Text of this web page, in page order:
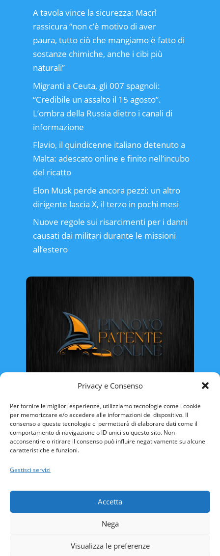
Privacy e Consenso
Per fornire le migliori esperienze, utilizziamo tecnologie come i cookie
per memorizzare e/o accedere alle informazioni del dispositivo. Il
consenso a queste tecnologie ci permetterà di elaborare dati come il
comportamento di navigazione o ID unici su questo sito. Non
acconsentire o ritirare il consenso può influire negativamente su alcune
caratteristiche e funzioni.
Gestisci servizi
Accetta
Nega
Visualizza le preferenze
A tavola vince la sicurezza: Macrì
rassicura “non c’è motivo di aver
paura, tutto ciò che mangiamo è fatto di
sostanze chimiche, anche i cibi più
naturali”
Migranti a Ceuta, gli 007 spagnoli:
“Credibile un assalto il 15 agosto”.
L’ombra della Russia dietro i canali di
informazione
Flavio, il quindicenne italiano detenuto a
Malta: adescato online e finito nell’incubo
del ricatto
Elon Musk perde ancora pezzi: un altro
dirigente lascia X, il terzo in pochi mesi
Nuove regole sui risarcimenti per i danni
causati dai militari durante le missioni
all’estero
CAMPANIA
FRIULI VENEZIA-GIULIA
LAZIO
LIGURIA
SARDEGNA
TOSCANA
TRENTINO ALTO-ADIGE